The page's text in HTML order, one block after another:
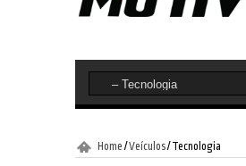
Home /Veículos/Tecnologia